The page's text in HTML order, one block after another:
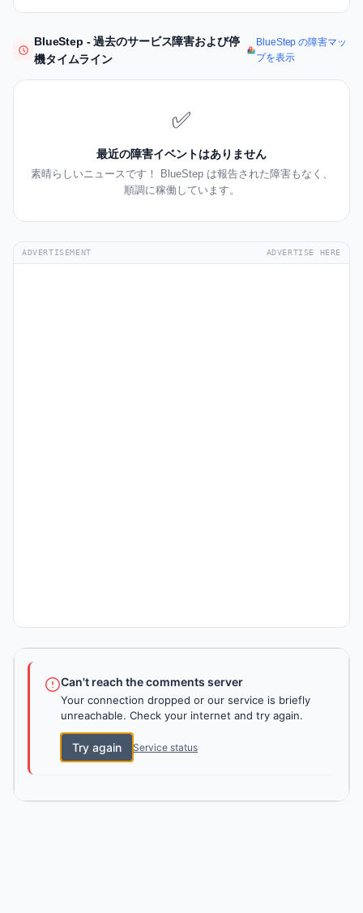
BlueStep - 過去のサービス障害および停
機タイムライン
BlueStep の障害マッ
プを表示
✅
最近の障害イベントはありません
素晴らしいニュースです！ BlueStep は報告された障害もなく、
順調に稼働しています。
ADVERTISEMENT ADVERTISE HERE
Can't reach the comments server
Your connection dropped or our service is briefly
unreachable. Check your internet and try again.
Try again Service status